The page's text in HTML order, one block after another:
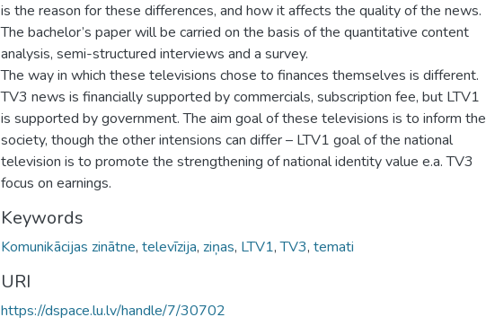
is the reason for these differences, and how it affects the quality of the news.
The bachelor’s paper will be carried on the basis of the quantitative content
analysis, semi-structured interviews and a survey.
The way in which these televisions chose to finances themselves is different.
TV3 news is financially supported by commercials, subscription fee, but LTV1
is supported by government. The aim goal of these televisions is to inform the
society, though the other intensions can differ – LTV1 goal of the national
television is to promote the strengthening of national identity value e.a. TV3
focus on earnings.
Keywords
Komunikācijas zinātne, televīzija, ziņas, LTV1,TV3, temati
URI
https://dspace.lu.lv/handle/7/30702